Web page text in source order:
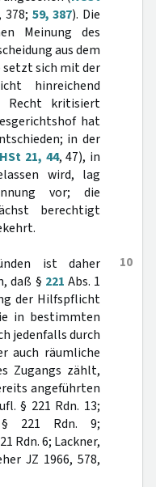
, 378; 59, 387). Die
Meinung des
aus dem
setzt sich mit der
hinreichend
Recht kritisiert
hat
in der
21, 44, 47), in
wird, lag
vor; die
berechtigt
10
ist daher
daß § 221 Abs. 1
der Hilfspflicht
in bestimmten
jedenfalls durch
auch räumliche
Zugangs zählt,
angeführten
§ 221 Rdn. 13;
221 Rdn. 9;
Rdn. 6; Lackner,
JZ 1966, 578,